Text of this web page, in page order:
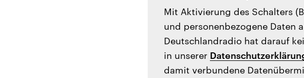
Mit Aktivierung des Schalters
und personenbezogene
Deutschlandradio hat darauf
in unserer
damit verbundene